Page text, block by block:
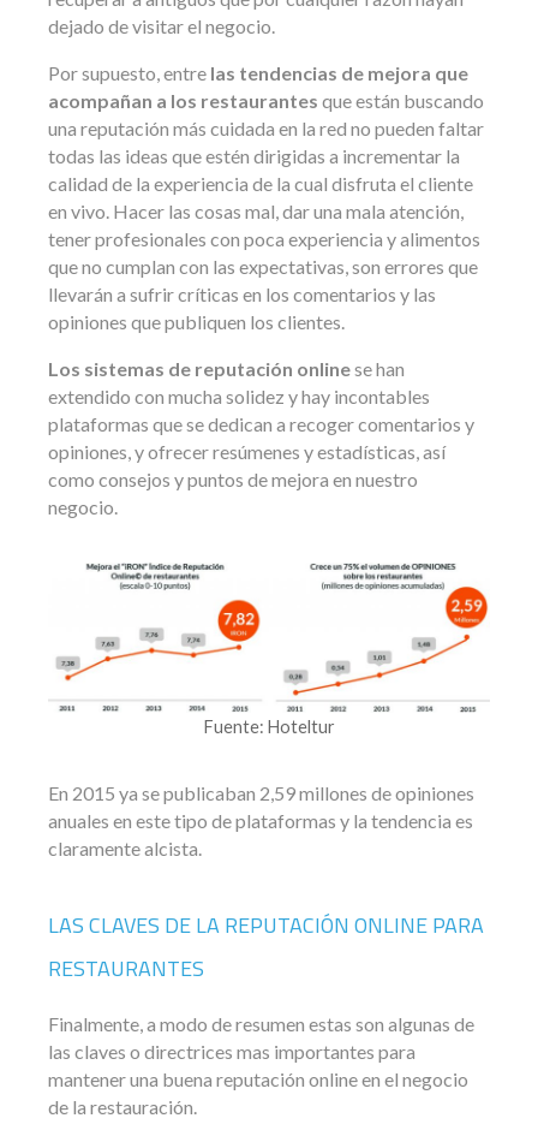
dejado de visitar el negocio.
Por supuesto, entre las tendencias de mejora que
acompañan a los restaurantes que están buscando
una reputación más cuidada en la red no pueden faltar
todas las ideas que estén dirigidas a incrementar la
calidad de la experiencia de la cual disfruta el cliente
en vivo. Hacer las cosas mal, dar una mala atención,
tener profesionales con poca experiencia y alimentos
que no cumplan con las expectativas, son errores que
llevarán a sufrir críticas en los comentarios y las
opiniones que publiquen los clientes.
Los sistemas de reputación onlinese han
extendido con mucha solidez y hay incontables
plataformas que se dedican a recoger comentarios y
opiniones, y ofrecer resúmenes y estadísticas, así
como consejos y puntos de mejora en nuestro
negocio.
Fuente: Hoteltur
En 2015 ya se publicaban 2,59 millones de opiniones
anuales en este tipo de plataformas y la tendencia es
claramente alcista.
LAS CLAVES DE LA REPUTACIÓN ONLINE PARA
RESTAURANTES
Finalmente, a modo de resumen estas son algunas de
las claves o directrices mas importantes para
mantener una buena reputación online en el negocio
de la restauración.